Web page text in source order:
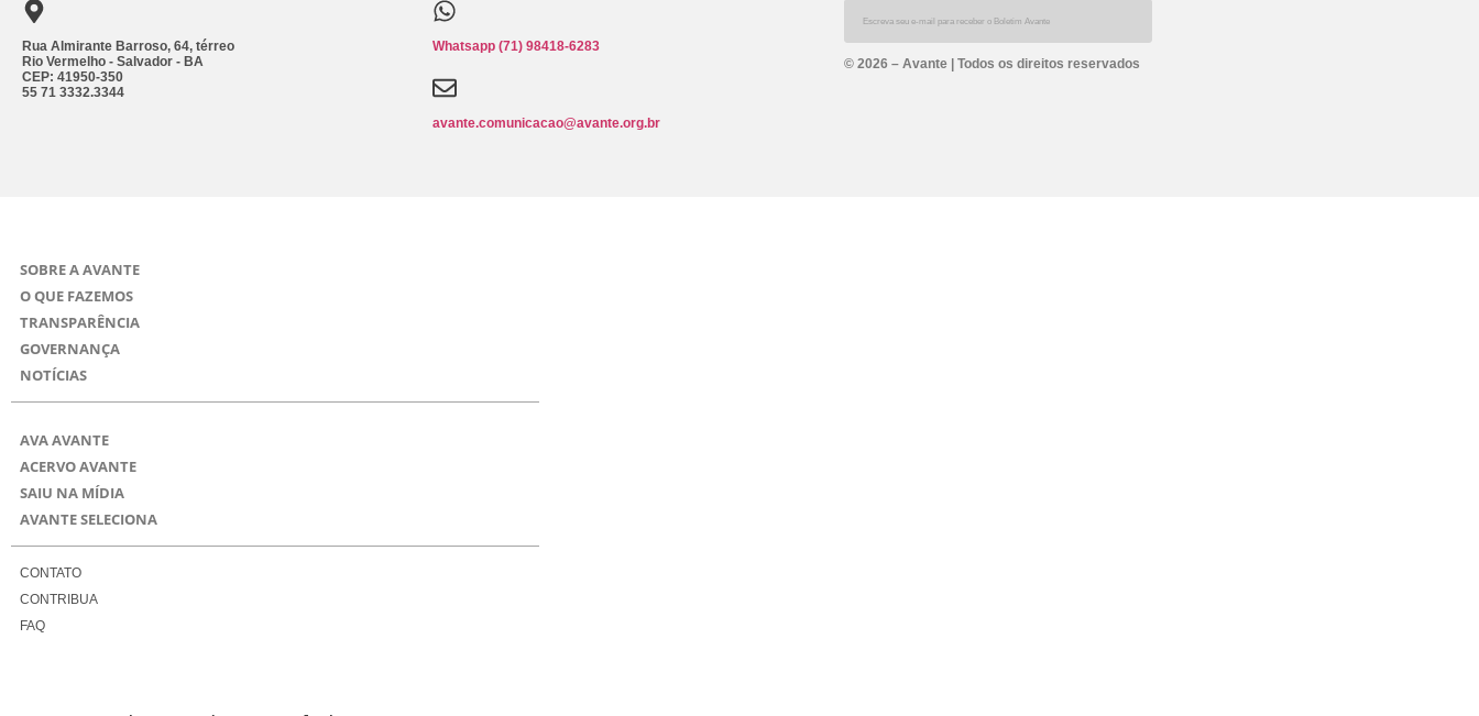
Rua Almirante Barroso, 64, térreo
Rio Vermelho - Salvador - BA
CEP: 41950-350
55 71 3332.3344
Whatsapp (71) 98418-6283
avante.comunicacao@avante.org.br
© 2026 – Avante | Todos os direitos reservados
SOBRE A AVANTE
O QUE FAZEMOS
TRANSPARÊNCIA
GOVERNANÇA
NOTÍCIAS
AVA AVANTE
ACERVO AVANTE
SAIU NA MÍDIA
AVANTE SELECIONA
CONTATO
CONTRIBUA
FAQ